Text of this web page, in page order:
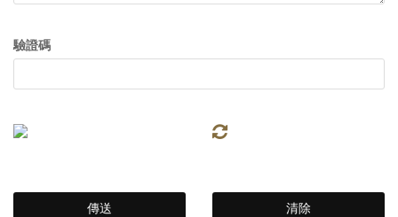
驗證碼